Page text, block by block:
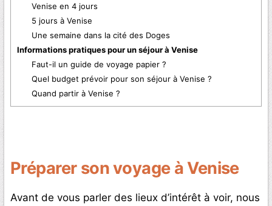
Venise en 4 jours
5 jours à Venise
Une semaine dans la cité des Doges
Informations pratiques pour un séjour à Venise
Faut-il un guide de voyage papier ?
Quel budget prévoir pour son séjour à Venise ?
Quand partir à Venise ?
Préparer son voyage à Venise
Avant de vous parler des lieux d’intérêt à voir, nous